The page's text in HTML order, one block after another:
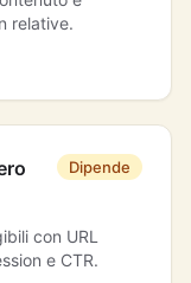
relative.
Dipende
con URL
e CTR.